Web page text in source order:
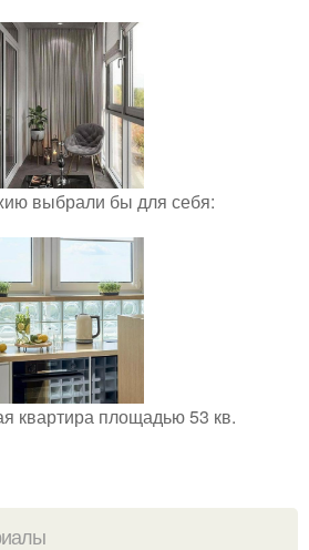
выбрали бы для себя:
квартира площадью 53 кв.